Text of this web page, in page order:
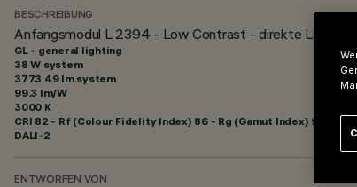
BESCHREIBUNG
Anfangsmodul L 2394 - Low Contrast - direkte
GL - general lighting
38 W system
3773.49 lm system
99.3 lm/W
3000 K
CRI 82 - Rf (Colour Fidelity Index) 86 - Rg (Gamut Index) 96
DALI-2
ENTWORFEN VON